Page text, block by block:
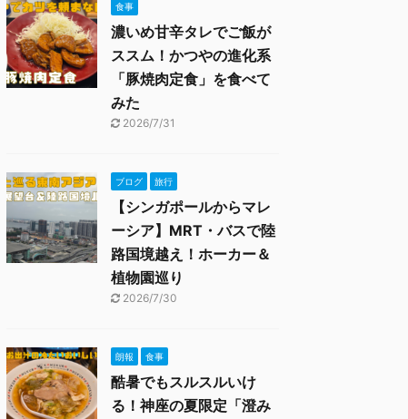
食事
濃いめ甘辛タレでご飯が
ススム！かつやの進化系
「豚焼肉定食」を食べて
みた
2026/7/31
ブログ 旅行
【シンガポールからマレ
ーシア】MRT・バスで陸
路国境越え！ホーカー＆
植物園巡り
2026/7/30
朗報 食事
酷暑でもスルスルいけ
る！神座の夏限定「澄み